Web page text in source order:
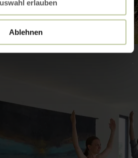
erlauben
Ablehnen